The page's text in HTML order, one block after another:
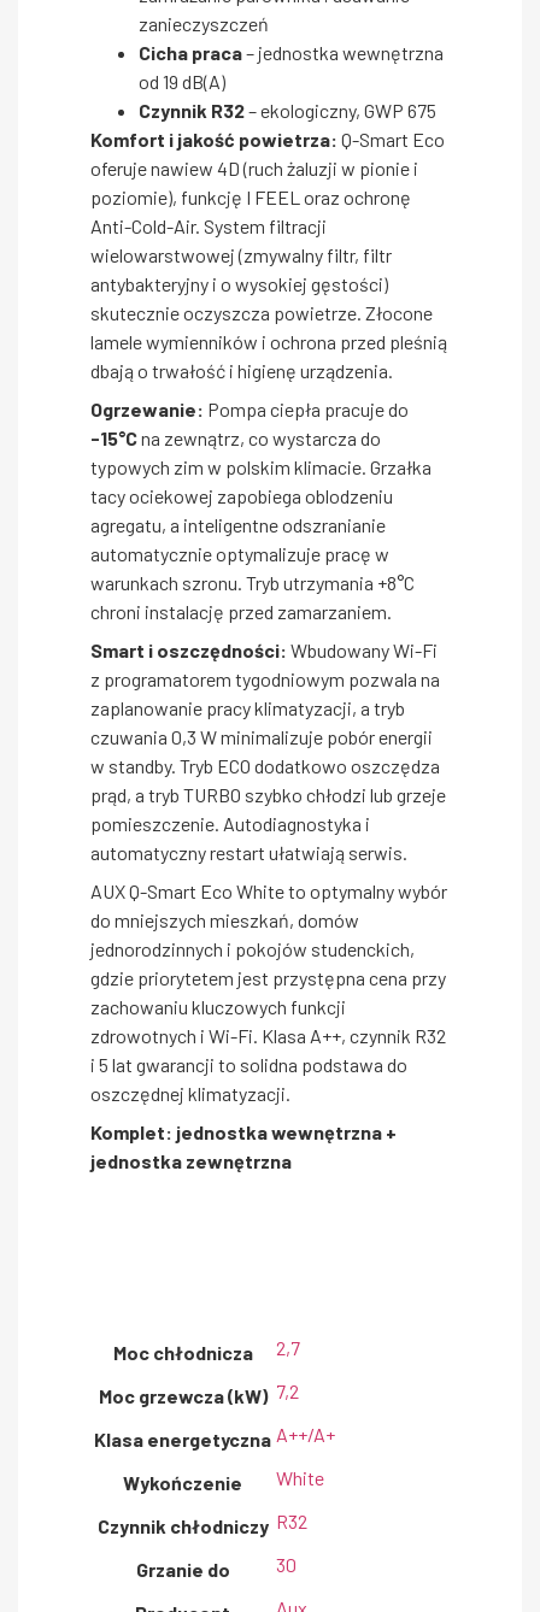
zanieczyszczeń
Cicha praca– jednostka wewnętrzna
od 19 dB(A)
Czynnik R32– ekologiczny, GWP 675
Komfort i jakość powietrza: Q-Smart Eco
oferuje nawiew 4D (ruch żaluzji w pionie i
poziomie), funkcję I FEEL oraz ochronę
Anti-Cold-Air. System filtracji
wielowarstwowej (zmywalny filtr, filtr
antybakteryjny i o wysokiej gęstości)
skutecznie oczyszcza powietrze. Złocone
lamele wymienników i ochrona przed pleśnią
dbają o trwałość i higienę urządzenia.
Ogrzewanie: Pompa ciepła pracuje do
-15°Cna zewnątrz, co wystarcza do
typowych zim w polskim klimacie. Grzałka
tacy ociekowej zapobiega oblodzeniu
agregatu, a inteligentne odszranianie
automatycznie optymalizuje pracę w
warunkach szronu. Tryb utrzymania +8°C
chroni instalację przed zamarzaniem.
Smart i oszczędności: Wbudowany Wi-Fi
z programatorem tygodniowym pozwala na
zaplanowanie pracy klimatyzacji, a tryb
czuwania 0,3 W minimalizuje pobór energii
w standby. Tryb ECO dodatkowo oszczędza
prąd, a tryb TURBO szybko chłodzi lub grzeje
pomieszczenie. Autodiagnostyka i
automatyczny restart ułatwiają serwis.
AUX Q-Smart Eco White to optymalny wybór
do mniejszych mieszkań, domów
jednorodzinnych i pokojów studenckich,
gdzie priorytetem jest przystępna cena przy
zachowaniu kluczowych funkcji
zdrowotnych i Wi-Fi. Klasa A++, czynnik R32
i 5 lat gwarancji to solidna podstawa do
oszczędnej klimatyzacji.
Komplet: jednostka wewnętrzna +
jednostka zewnętrzna
Moc chłodnicza 2,7
Moc grzewcza (kW) 7,2
Klasa energetyczna A++/A+
Wykończenie White
Czynnik chłodniczy R32
Grzanie do 30